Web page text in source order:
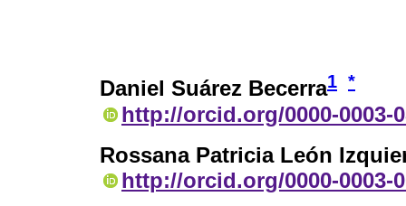
Daniel Suárez Becerra1 *
http://orcid.org/0000-0003-
Rossana Patricia León
http://orcid.org/0000-0003-